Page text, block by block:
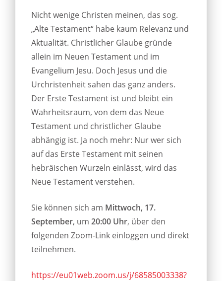
Nicht wenige Christen meinen, das sog.
„Alte Testament“ habe kaum Relevanz und
Aktualität. Christlicher Glaube gründe
allein im Neuen Testament und im
Evangelium Jesu. Doch Jesus und die
Urchristenheit sahen das ganz anders.
Der Erste Testament ist und bleibt ein
Wahrheitsraum, von dem das Neue
Testament und christlicher Glaube
abhängig ist. Ja noch mehr: Nur wer sich
auf das Erste Testament mit seinen
hebräischen Wurzeln einlässt, wird das
Neue Testament verstehen.
Sie können sich am Mittwoch, 17.
September, um20:00 Uhr, über den
folgenden Zoom-Link einloggen und direkt
teilnehmen.
https://eu01web.zoom.us/j/68585003338?